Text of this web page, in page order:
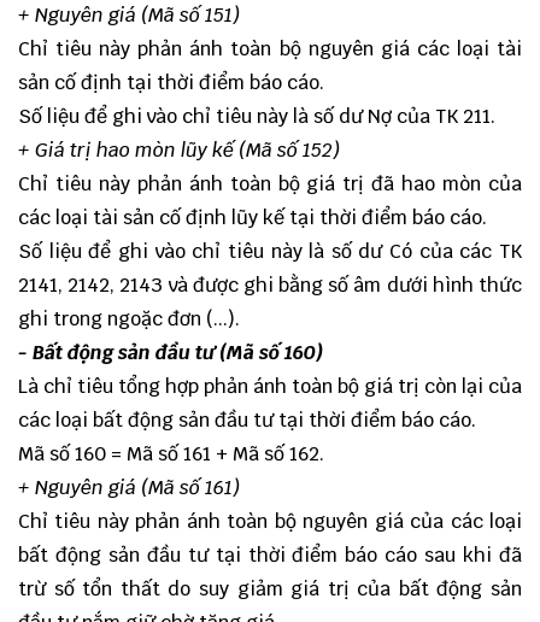
+ Nguyên giá (Mã số 151)
Chỉ tiêu này phản ánh toàn bộ nguyên giá các loại tài
sản cố định tại thời điểm báo cáo.
Số liệu để ghi vào chỉ tiêu này là số dư Nợ của TK 211.
+ Giá trị hao mòn lũy kế (Mã số 152)
Chỉ tiêu này phản ánh toàn bộ giá trị đã hao mòn của
các loại tài sản cố định lũy kế tại thời điểm báo cáo.
Số liệu để ghi vào chỉ tiêu này là số dư Có của các TK
2141, 2142, 2143 và được ghi bằng số âm dưới hình thức
ghi trong ngoặc đơn (...).
- Bất động sản đầu tư (Mã số 160)
Là chỉ tiêu tổng hợp phản ánh toàn bộ giá trị còn lại của
các loại bất động sản đầu tư tại thời điểm báo cáo.
Mã số 160 = Mã số 161 + Mã số 162.
+ Nguyên giá (Mã số 161)
Chỉ tiêu này phản ánh toàn bộ nguyên giá của các loại
bất động sản đầu tư tại thời điểm báo cáo sau khi đã
trừ số tổn thất do suy giảm giá trị của bất động sản